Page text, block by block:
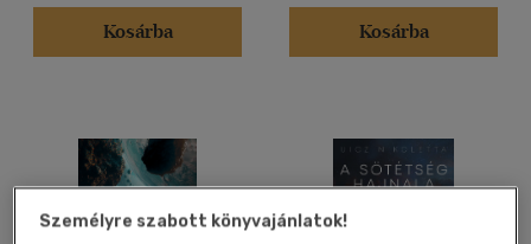
Gyermek és ifjúsági
Felnőtt(2634)
Magyar(2525)
Angol(272)
Kosárba
Kosárba
Személyre szabott könyvajánlatok!